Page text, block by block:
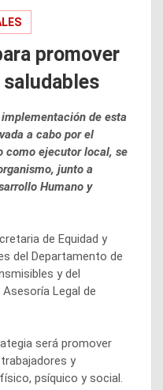
promover
de esta
a cabo por el
como ejecutor local, se
junto a
Humano y
de Equidad y
del Departamento de
y del
Legal de
será promover
y
psíquico y social.